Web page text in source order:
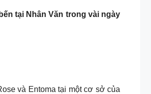
tại Nhân Văn trong vài ngày
và Entoma tại một cơ sở của